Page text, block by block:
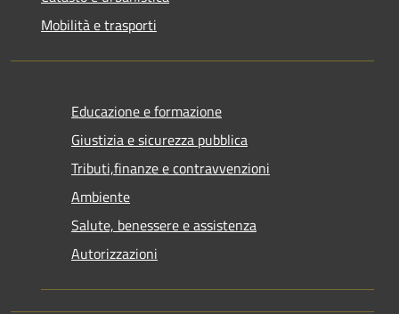
Mobilità e trasporti
Educazione e formazione
Giustizia e sicurezza pubblica
Tributi,finanze e contravvenzioni
Ambiente
Salute, benessere e assistenza
Autorizzazioni